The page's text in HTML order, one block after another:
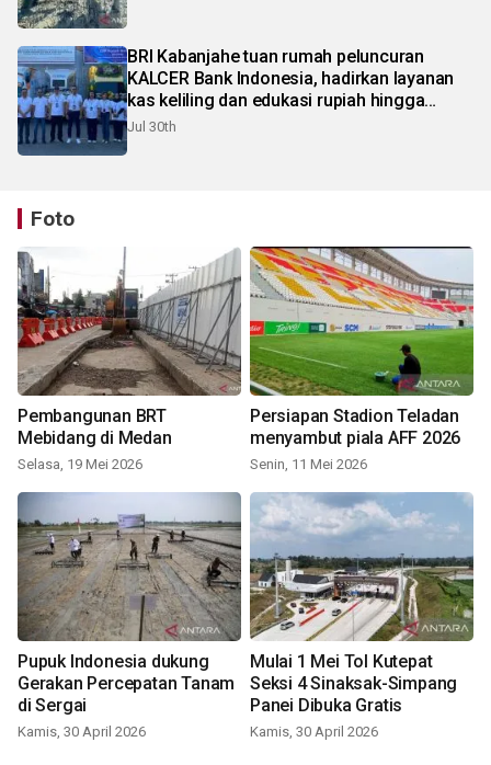
BRI Kabanjahe tuan rumah peluncuran
KALCER Bank Indonesia, hadirkan layanan
kas keliling dan edukasi rupiah hingga
pelosok Karo
Jul 30th
Foto
Pembangunan BRT
Mebidang di Medan
Selasa, 19 Mei 2026
Persiapan Stadion Teladan
menyambut piala AFF 2026
Senin, 11 Mei 2026
Pupuk Indonesia dukung
Gerakan Percepatan Tanam
di Sergai
Kamis, 30 April 2026
Mulai 1 Mei Tol Kutepat
Seksi 4 Sinaksak-Simpang
Panei Dibuka Gratis
Kamis, 30 April 2026